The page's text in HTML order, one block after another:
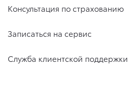
Консультация по страхованию
Записаться на сервис
Служба клиентской поддержки